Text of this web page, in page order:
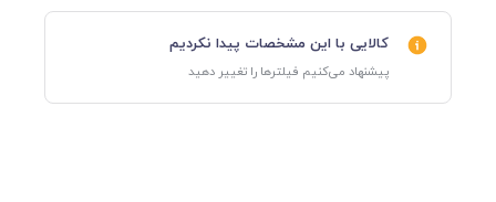
کالایی با این مشخصات پیدا نکردیم
پیشنهاد می‌کنیم فیلترها را تغییر دهید